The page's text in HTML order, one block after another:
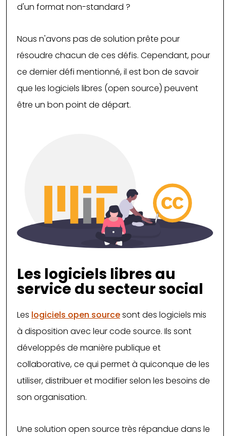
d'un format non-standard ?
Nous n'avons pas de solution prête pour
résoudre chacun de ces défis. Cependant, pour
ce dernier défi mentionné, il est bon de savoir
que les logiciels libres (open source) peuvent
être un bon point de départ.
Les logiciels libres au
service du secteur social
Les logiciels open sourcesont des logiciels mis
à disposition avec leur code source. Ils sont
développés de manière publique et
collaborative, ce qui permet à quiconque de les
utiliser, distribuer et modifier selon les besoins de
son organisation.
Une solution open source très répandue dans le